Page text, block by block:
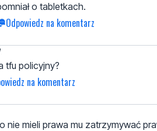
o tabletkach.
Odpowiedz na komentarz
tfu policyjny?
na komentarz
nie mieli prawa mu zatrzymywać